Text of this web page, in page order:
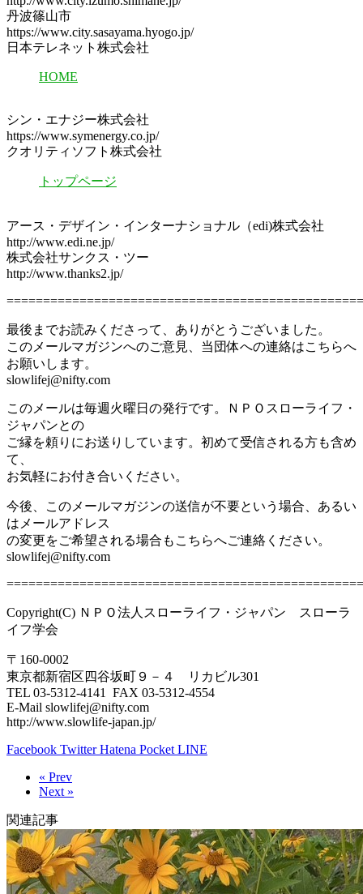
丹波篠山市
https://www.city.sasayama.hyogo.jp/
日本テレネット株式会社
HOME
シン・エナジー株式会社
https://www.symenergy.co.jp/
クオリティソフト株式会社
トップページ
アース・デザイン・インターナショナル（edi)株式会社
http://www.edi.ne.jp/
株式会社サンクス・ツー
http://www.thanks2.jp/
最後までお読みくださって、ありがとうございました。
このメールマガジンへのご意見、当団体への連絡はこちらへ
お願いします。
slowlifej@nifty.com
このメールは毎週火曜日の発行です。ＮＰＯスローライフ・
ジャパンとの
ご縁を頼りにお送りしています。初めて受信される方も含め
て、
お気軽にお付き合いください。
今後、このメールマガジンの送信が不要という場合、あるい
はメールアドレス
の変更をご希望される場合もこちらへご連絡ください。
slowlifej@nifty.com
Copyright(C) ＮＰＯ法人スローライフ・ジャパン スローラ
イフ学会
〒160-0002
東京都新宿区四谷坂町９－４ リカビル301
TEL 03-5312-4141 FAX 03-5312-4554
E-Mail slowlifej@nifty.com
http://www.slowlife-japan.jp/
Facebook TwitterHatena Pocket LINE
« Prev
Next »
関連記事